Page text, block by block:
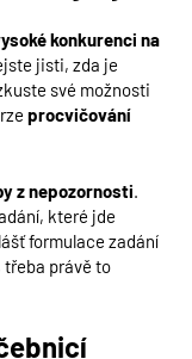
konkurenci na
jisti, zda je
své možnosti
procvičování
z nepozornosti.
které jde
formulace zadání
třeba právě to